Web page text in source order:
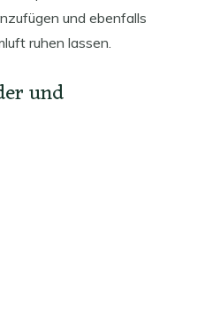
und ebenfalls
ruhen lassen.
und